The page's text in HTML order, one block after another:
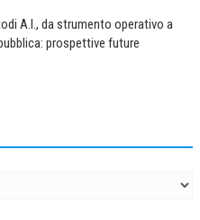
A.I., da strumento operativo a
prospettive future